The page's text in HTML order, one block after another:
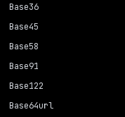
Base36
Base45
Base58
Base91
Base122
Base64url